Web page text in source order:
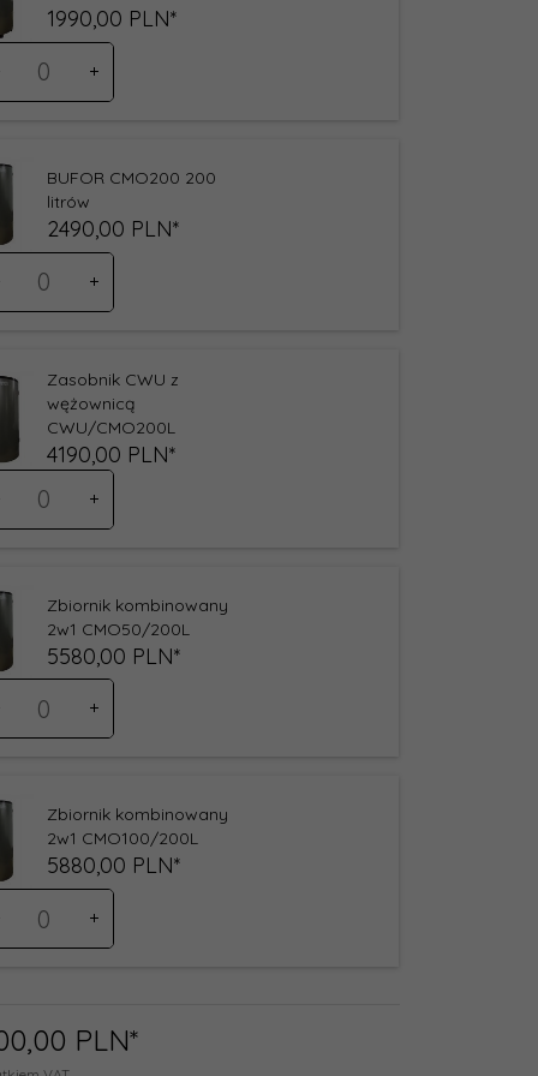
1990,00 PLN*
BUFOR CMO200 200
litrów
2490,00 PLN*
Zasobnik CWU z
wężownicą
CWU/CMO200L
4190, 00 PLN*
Zbiornik kombinowany
2w1 CMO50/200L
5580, 00 PLN*
Zbiornik kombinowany
2w1 CMO100/200L
5880,00 PLN*
00 PLN*